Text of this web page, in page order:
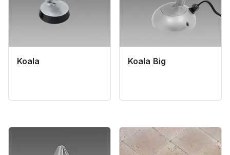
Koala Koala Big